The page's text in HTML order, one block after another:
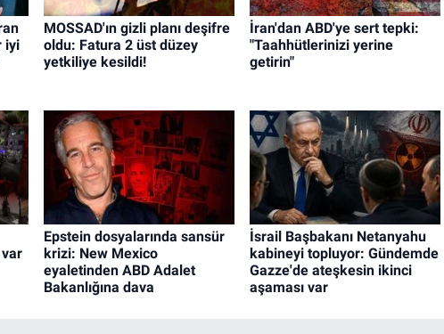
iyi
MOSSAD'ın gizli planı deşifre
oldu: Fatura 2 üst düzey
yetkiliye kesildi!
İran'dan ABD'ye sert tepki:
"Taahhütlerinizi yerine
getirin"
Epstein dosyalarında sansür
krizi: New Mexico
eyaletinden ABD Adalet
Bakanlığına dava
İsrail Başbakanı Netanyahu
kabineyi topluyor: Gündemde
Gazze'de ateşkesin ikinci
aşaması var